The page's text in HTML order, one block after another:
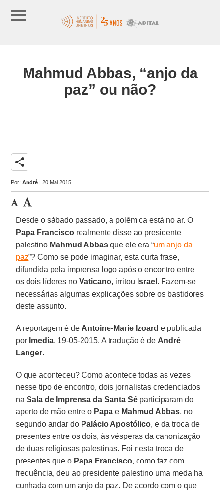
Mahmud Abbas, “anjo da
paz” ou não?
share
Por:André | 20 Mai 2015
Desde o sábado passado, a polêmica está no ar. O
Papa Francisco realmente disse ao presidente
palestino Mahmud Abbas que ele era “um anjo da
paz”? Como se pode imaginar, esta curta frase,
difundida pela imprensa logo após o encontro entre
os dois líderes noVaticano, irritou Israel . Fazem-se
necessárias algumas explicações sobre os bastidores
deste assunto.
A reportagem é de Antoine-Marie Izoard e publicada
por Imedia, 19-05-2015. A tradução é de André
Langer.
O que aconteceu? Como acontece todas as vezes
nesse tipo de encontro, dois jornalistas credenciados
naSala de Imprensa da Santa Sé participaram do
aperto de mão entre o Papa e Mahmud Abbas, no
segundo andar do Palácio Apostólico, e da troca de
presentes entre os dois, às vésperas da canonização
de duas religiosas palestinas. Foi nesta troca de
presentes que o Papa Francisco, como faz com
frequência, deu ao presidente palestino uma medalha
cunhada com um anjo da paz. De acordo com o que